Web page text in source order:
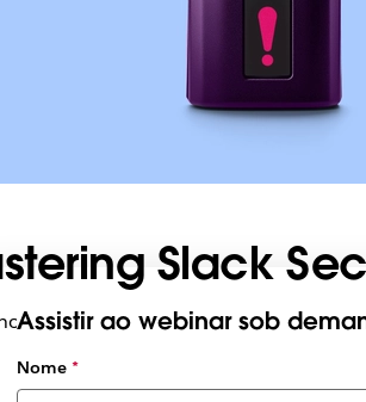
Slack
in platform security and best
Assistir ao webinar sob
Selecione
a data e os
Nome*